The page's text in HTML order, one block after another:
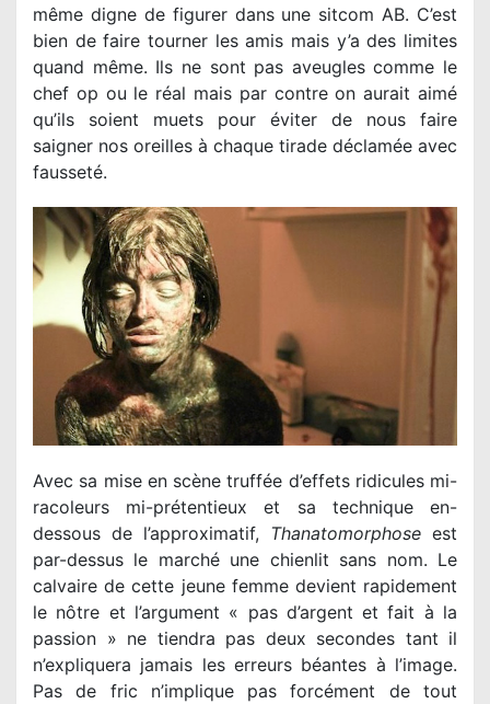
même digne de figurer dans une sitcom AB. C’est
bien de faire tourner les amis mais y’a des limites
quand même. Ils ne sont pas aveugles comme le
chef op ou le réal mais par contre on aurait aimé
qu’ils soient muets pour éviter de nous faire
saigner nos oreilles à chaque tirade déclamée avec
fausseté.
Avec sa mise en scène truffée d’effets ridicules mi-
racoleurs mi-prétentieux et sa technique en-
dessous de l’approximatif, Thanatomorphose est
par-dessus le marché une chienlit sans nom. Le
calvaire de cette jeune femme devient rapidement
le nôtre et l’argument « pas d’argent et fait à la
passion » ne tiendra pas deux secondes tant il
n’expliquera jamais les erreurs béantes à l’image.
Pas de fric n’implique pas forcément de tout